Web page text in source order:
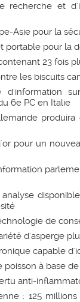
recherche et
Asie pour la
portable pour la
23 fois
les biscuits
d'information
6e PC en Italie
pour un
de
d'asperge
capable
poisson à base
anti-
: 125